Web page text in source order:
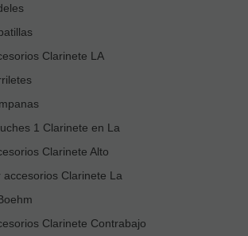
Clarinete LA
1 Clarinete en La
Clarinete Alto
accesorios Clarinete La
Clarinete Contrabajo